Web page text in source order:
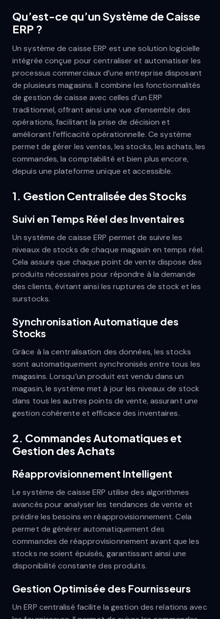
Qu’est-ce qu’un Système de Caisse
ERP ?
Un système de caisse ERP est une solution logicielle
intégrée conçue pour centraliser et automatiser les
processus commerciaux d’une entreprise disposant
de plusieurs magasins. Il combine les fonctionnalités
de gestion de caisse avec celles d’un ERP
traditionnel, offrant ainsi une vue d’ensemble des
opérations, facilitant la prise de décision et
améliorant l’efficacité opérationnelle. Ce système
permet de gérer les ventes, les stocks, les achats, les
commandes, la comptabilité et bien plus encore,
depuis une plateforme unique et accessible.
1. Gestion Centralisée des Stocks
Suivi en Temps Réel des Inventaires
Un système de caisse ERP permet de suivre les
niveaux de stocks de chaque magasin en temps réel.
Cela assure que chaque point de vente dispose des
produits nécessaires pour répondre à la demande
des clients, évitant ainsi les ruptures de stock et les
surstocks.
Synchronisation Automatique des
Stocks
Grâce à la centralisation des données, les stocks
sont automatiquement synchronisés entre tous les
magasins. Lorsqu’un produit est vendu dans un
magasin, le système met à jour les niveaux de stock
dans tous les autres points de vente, assurant une
gestion cohérente et efficace des inventaires.
2. Commandes Automatiques et
Gestion des Achats
Réapprovisionnement Intelligent
Le système de caisse ERP utilise des algorithmes
avancés pour analyser les tendances de vente et
prédire les besoins en réapprovisionnement. Cela
permet de générer automatiquement des
commandes de réapprovisionnement avant que les
stocks ne soient épuisés, garantissant ainsi une
disponibilité constante des produits.
Gestion Optimisée des Fournisseurs
Un ERP centralisé facilite la gestion des relations avec